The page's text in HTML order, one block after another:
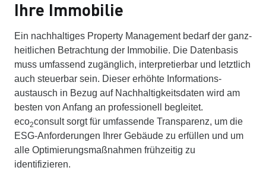
Ihre Immobilie
Ein nachhaltiges Property Management bedarf der ganz­
heitlichen Be­trachtung der Immobilie. Die Datenbasis
muss um­fassend zugänglich, inter­pretierbar und letztlich
auch steuer­bar sein. Dieser erhöhte In­for­ma­tions­
austausch in Bezug auf Nachhaltigkeits­daten wird am
besten von Anfang an professionell begleitet.
eco2consult sorgt für um­fassende Trans­parenz, um die
ESG-Anforder­ungen Ihrer Gebäude zu erfüllen und um
alle Opti­mierungs­maß­nahmen frühzeitig zu
identifizieren.